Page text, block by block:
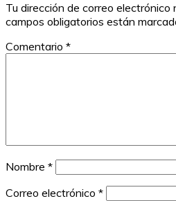
Tu dirección de correo electrónico
campos obligatorios están
Comentario *
Nombre *
Correo electrónico *